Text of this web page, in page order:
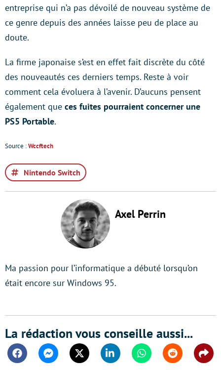
entreprise qui n’a pas dévoilé de nouveau système de
ce genre depuis des années laisse peu de place au
doute.
La firme japonaise s’est en effet fait discrète du côté
des nouveautés ces derniers temps. Reste à voir
comment cela évoluera à l’avenir. D’aucuns pensent
également que ces fuites pourraient concerner une
PS5 Portable.
Source :Wccftech
Nintendo Switch
Axel Perrin
Ma passion pour l’informatique a débuté lorsqu’on
était encore sur Windows 95.
La rédaction vous conseille aussi...
FacebookMessengerTwitter Linkedin WhatsappReddit